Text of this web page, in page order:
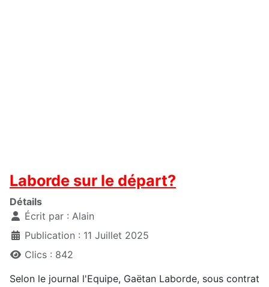
Laborde sur le départ?
Détails
Écrit par : Alain
Publication : 11 Juillet 2025
Clics : 842
Selon le journal l'Equipe, Gaëtan Laborde, sous contrat